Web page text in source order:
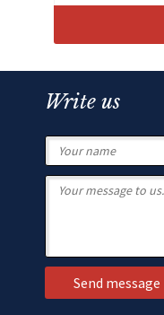
Write us